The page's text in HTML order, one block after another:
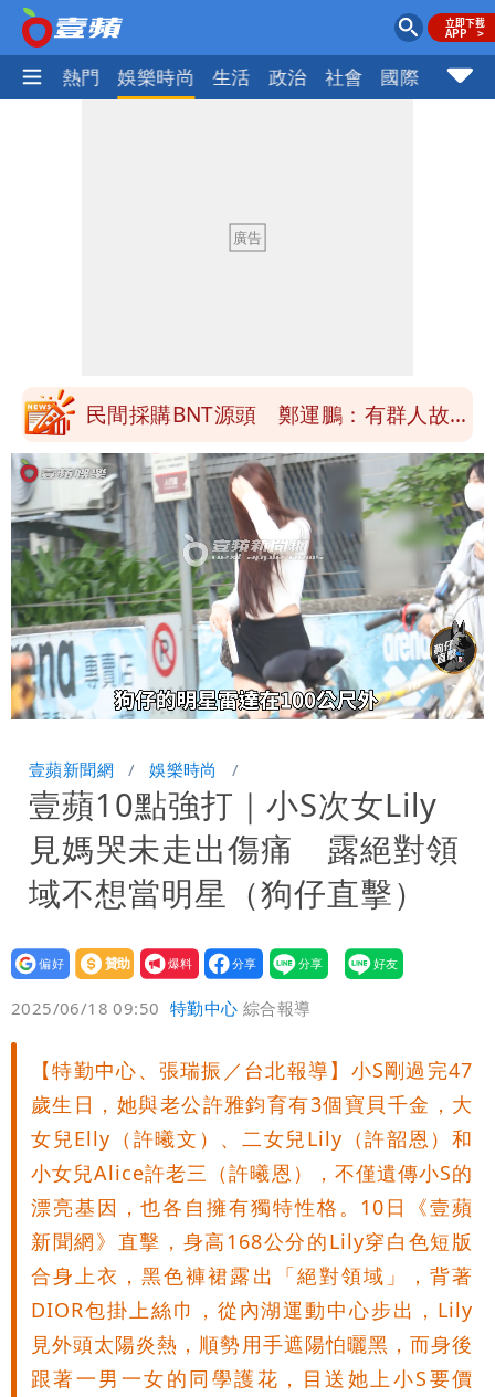
焦點 熱門 娛樂時尚 生活 政治 社會 國際 財經
男裁判勒令女選手「解衣」檢查
他二刷《蜘蛛人》一路劇透 周圍觀眾氣
沒水用
民間採購BNT源頭 鄭運鵬：有群人故意
「洗腦台灣人兩觀念」
女生一對A錯了嗎？環法女子自由車賽
男裁判勒令女選手「解衣」檢查
他二刷《蜘蛛人》一路劇透 周圍觀眾氣
炸開扁
Unmute Loaded:
46.86%
壹蘋新聞網 娛樂時尚
壹蘋10點強打｜小S次女Lily
見媽哭未走出傷痛 露絕對領
域不想當明星（狗仔直擊）
設為
贊助
我要
爆料
2025/06/18 09:50 特勤中心 綜合報導
【特勤中心、張瑞振／台北報導】小S剛過完47
歲生日，她與老公許雅鈞育有3個寶貝千金，大
女兒Elly（許曦文）、二女兒Lily（許韶恩）和
小女兒Alice許老三（許曦恩），不僅遺傳小S的
漂亮基因，也各自擁有獨特性格。10日《壹蘋
新聞網》直擊，身高168公分的Lily穿白色短版
合身上衣，黑色褲裙露出「絕對領域」，背著
DIOR包掛上絲巾，從內湖運動中心步出，Lily
見外頭太陽炎熱，順勢用手遮陽怕曬黑，而身後
跟著一男一女的同學護花，目送她上小S要價